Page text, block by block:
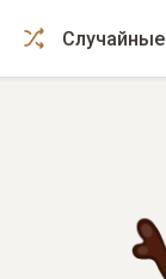
Случайные